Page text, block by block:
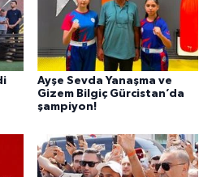
Ayşe Sevda Yanaşma ve
Gizem Bilgiç Gürcistan’da
şampiyon!